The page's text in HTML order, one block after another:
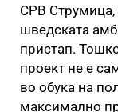
СРВ Струмица,
шведската
пристап.
проект не е
во обука на
максимално